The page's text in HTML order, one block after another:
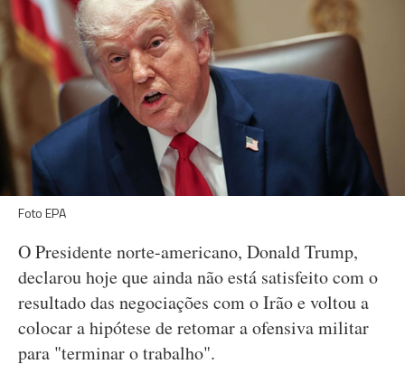
Foto EPA
O Presidente norte-americano, Donald Trump,
declarou hoje que ainda não está satisfeito com o
resultado das negociações com o Irão e voltou a
colocar a hipótese de retomar a ofensiva militar
para "terminar o trabalho".